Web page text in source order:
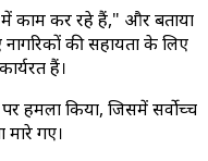
काम कर रहे हैं," और बताया
की सहायता के लिए
हैं।
हमला किया, जिसमें सर्वोच्च
मारे गए।